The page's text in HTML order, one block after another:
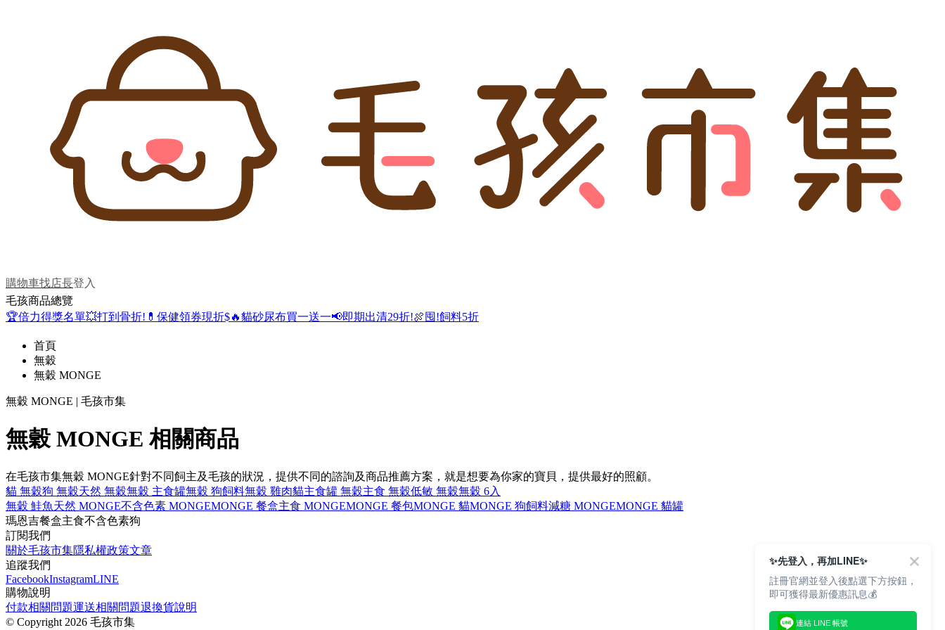
購物車找店長登入
毛孩商品總覽
🏆倍力得獎名單💥打到骨折! 💊保健領券現折$🔥貓砂尿布買一送一📢即期出清29折!🍖囤!飼料5折
首頁
無穀
無穀 MONGE
無穀 MONGE | 毛孩市集
無穀 MONGE 相關商品
在毛孩市集無穀 MONGE針對不同飼主及毛孩的狀況，提供不同的諮詢及商品推薦方案，就是想要為你家的寶貝，提供最好的照顧。
貓 無穀狗 無穀天然 無穀無穀 主食罐無穀 狗飼料無穀 雞肉貓主食罐 無穀主食 無穀低敏 無穀無穀 6入
無穀 鮭魚天然 MONGE不含色素 MONGEMONGE 餐盒主食 MONGEMONGE 餐包MONGE 貓MONGE 狗飼料減糖 MONGEMONGE 貓罐
瑪恩吉餐盒主食不含色素狗
訂閱我們
關於毛孩市集隱私權政策文章
追蹤我們
FacebookInstagramLINE
購物說明
付款相關問題運送相關問題退換貨說明
© Copyright 2026 毛孩市集
✨先登入，再加LINE✨
註冊官網並登入後點選下方按鈕，
即可獲得最新優惠訊息💰
連結 LINE 帳號